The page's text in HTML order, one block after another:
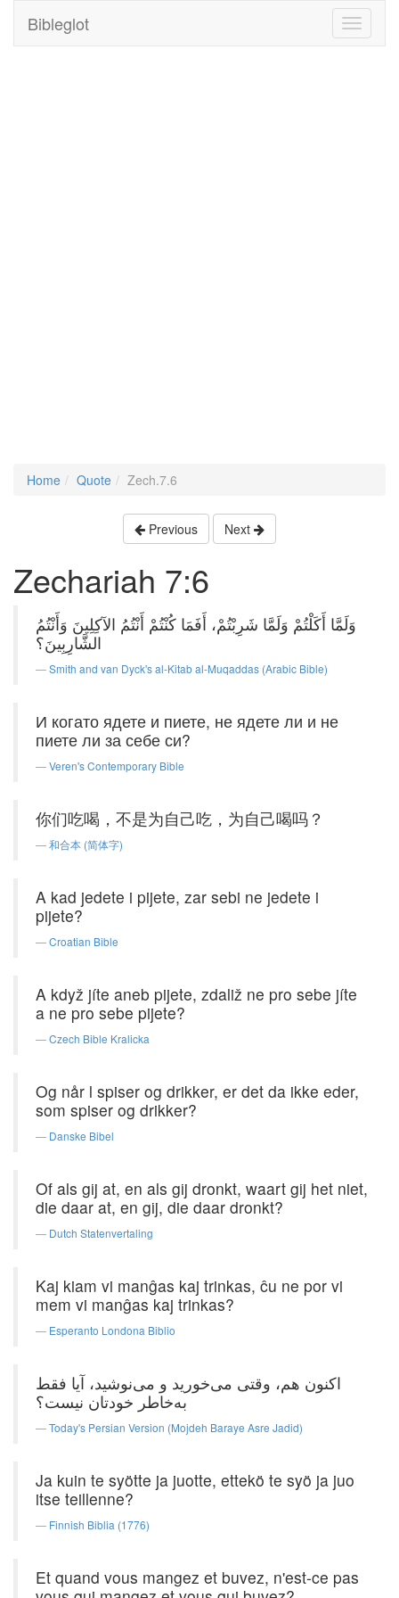
Toggle
Bibleglot
Home Quote Zech.7.6
Previous Next
Zechariah 7:6
وَلَمَّا أَكَلْتُمْ وَلَمَّا شَرِبْتُمْ، أَفَمَا كُنْتُمْ أَنْتُمُ الآكِلِينَ وَأَنْتُمُ
الشَّارِبِينَ؟
Smith and van Dyck's al-Kitab al-Muqaddas (Arabic Bible)
И когато ядете и пиете, не ядете ли и не
пиете ли за себе си?
Veren's Contemporary Bible
你们吃喝，不是为自己吃，为自己喝吗？
和合本 (简体字)
A kad jedete i pijete, zar sebi ne jedete i
pijete?
Croatian Bible
A když jíte aneb pijete, zdaliž ne pro sebe jíte
a ne pro sebe pijete?
Czech Bible Kralicka
Og når l spiser og drikker, er det da ikke eder,
som spiser og drikker?
Danske Bibel
Of als gij at, en als gij dronkt, waart gij het niet,
die daar at, en gij, die daar dronkt?
Dutch Statenvertaling
Kaj kiam vi manĝas kaj trinkas, ĉu ne por vi
mem vi manĝas kaj trinkas?
Esperanto Londona Biblio
اکنون هم، وقتی می‌خورید و می‌نوشید، آیا فقط
به‌خاطر خودتان نیست؟
Today's Persian Version (Mojdeh Baraye Asre Jadid)
Ja kuin te syötte ja juotte, ettekö te syö ja juo
itse teillenne?
Finnish Biblia (1776)
Et quand vous mangez et buvez, n'est-ce pas